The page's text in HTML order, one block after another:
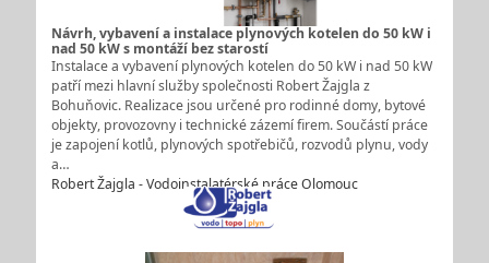
Návrh, vybavení a instalace plynových kotelen do 50 kW i
nad 50 kW s montáží bez starostí
Instalace a vybavení plynových kotelen do 50 kW i nad 50 kW
patří mezi hlavní služby společnosti Robert Žajgla z
Bohuňovic. Realizace jsou určené pro rodinné domy, bytové
objekty, provozovny i technické zázemí firem. Součástí práce
je zapojení kotlů, plynových spotřebičů, rozvodů plynu, vody
a…
Robert Žajgla - Vodoinstalatérské práce Olomouc